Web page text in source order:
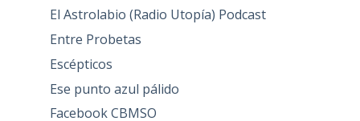
El Astrolabio (Radio Utopía) Podcast
Entre Probetas
Escépticos
Ese punto azul pálido
Facebook CBMSO